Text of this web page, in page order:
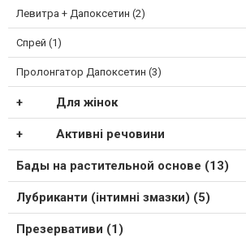
Левитра + Дапоксетин (2)
Спрей (1)
Пролонгатор Дапоксетин (3)
Для жінок
Активні речовини
Бады на растительной основе (13)
Лубриканти (інтимні змазки) (5)
Презервативи (1)